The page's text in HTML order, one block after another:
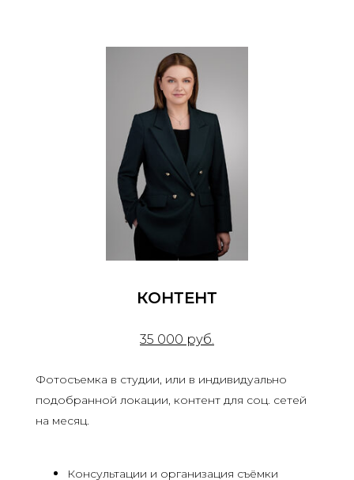
КОНТЕНТ
35 000 руб.
Фотосъемка в студии, или в индивидуально
подобранной локации, контент для соц. сетей
на месяц.
Консультации и организация съёмки